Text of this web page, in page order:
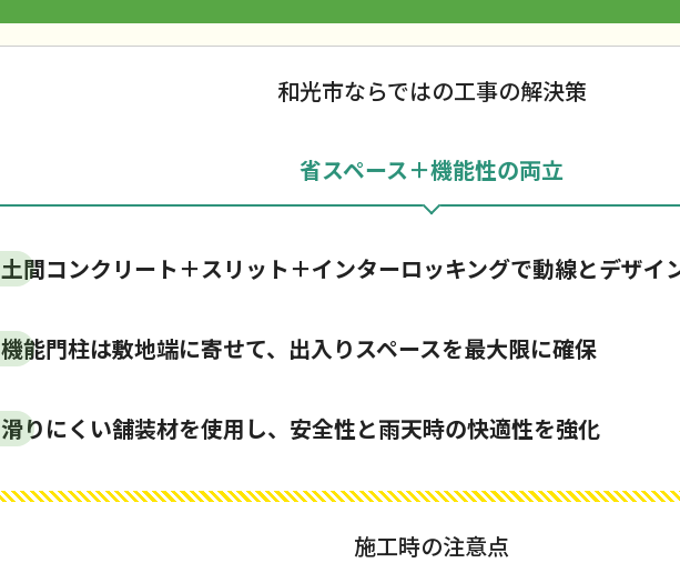
和光市ならではの工事の解決策
省スペース＋機能性の両立
土間コンクリート＋スリット＋インターロッキングで動線とデザイ
機能門柱は敷地端に寄せて、出入りスペースを最大限に確保
滑りにくい舗装材を使用し、安全性と雨天時の快適性を強化
施工時の注意点